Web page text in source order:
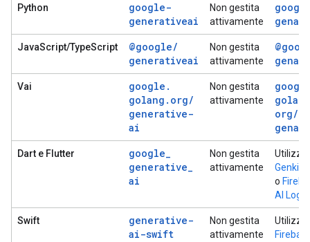
Python
google-
generativeai
Non gestita
attivamente
genai
JavaScript/TypeScript @google/
generativeai
Non gestita
attivamente
genai
Vai google .
golang . org/
generative-
ai
Non gestita
attivamente
golang
org/
genai
Dart e Flutter google_
generative_
ai
Non gestita
attivamente
Utilizza
Genkit
o
AI Logic
Swift
generative-
ai-swift
Non gestita
attivamente
Utilizza